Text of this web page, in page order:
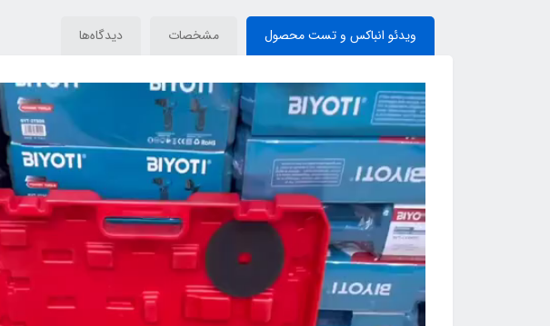
ویدئو انباکس و تست محصول مشخصات دیدگاه‌ها